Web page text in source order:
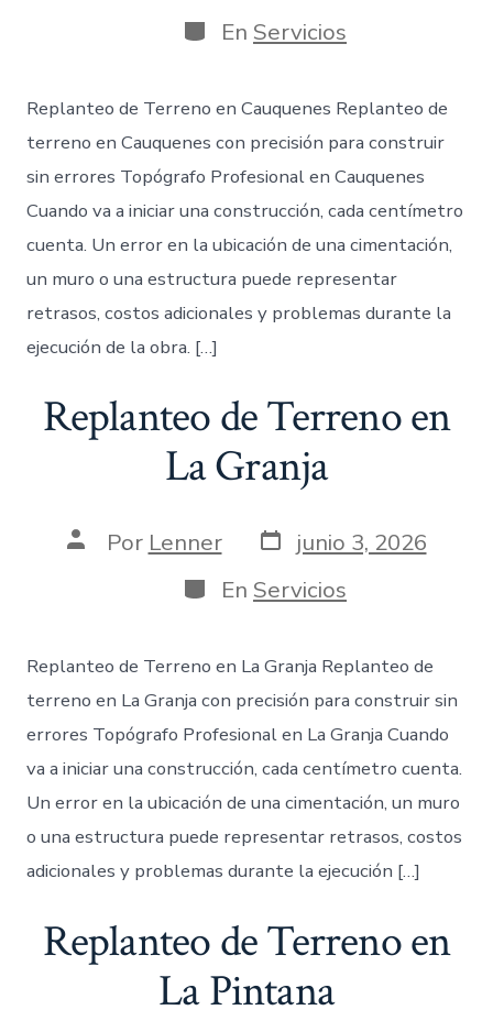
publicación
Categorías
En Servicios
Replanteo de Terreno en Cauquenes Replanteo de
terreno en Cauquenes con precisión para construir
sin errores Topógrafo Profesional en Cauquenes
Cuando va a iniciar una construcción, cada centímetro
cuenta. Un error en la ubicación de una cimentación,
un muro o una estructura puede representar
retrasos, costos adicionales y problemas durante la
ejecución de la obra. […]
Replanteo de Terreno en
La Granja
AutorPor Lenner Fecha
de
publicación
junio 3, 2026
Categorías
En Servicios
Replanteo de Terreno en La Granja Replanteo de
terreno en La Granja con precisión para construir sin
errores Topógrafo Profesional en La Granja Cuando
va a iniciar una construcción, cada centímetro cuenta.
Un error en la ubicación de una cimentación, un muro
o una estructura puede representar retrasos, costos
adicionales y problemas durante la ejecución […]
Replanteo de Terreno en
La Pintana